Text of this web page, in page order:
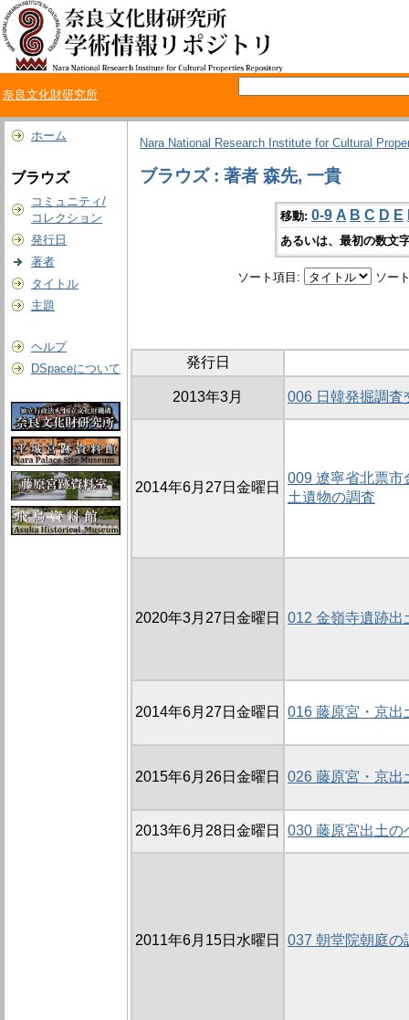
奈良文化財研究所
ホーム
ブラウズ
コミュニティ/
コレクション
発行日
著者
タイトル
主題
ヘルプ
DSpaceについて
Nara National Research Institute for Cultural
ブラウズ : 著者 森先, 一貴
移動: 0-9 A B C D E
あるいは、最初の数文
ソート項目: ソー
発行日
2013年3月 006 日韓発掘調査
2014年6月27日金曜日
009 遼寧省北票市
土遺物の調査
2020年3月27日金曜日 012 金嶺寺遺跡出
2014年6月27日金曜日 016 藤原宮・京出
2015年6月26日金曜日 026 藤原宮・京出
2013年6月28日金曜日 030 藤原宮出土の
2011年6月15日水曜日 037 朝堂院朝庭の